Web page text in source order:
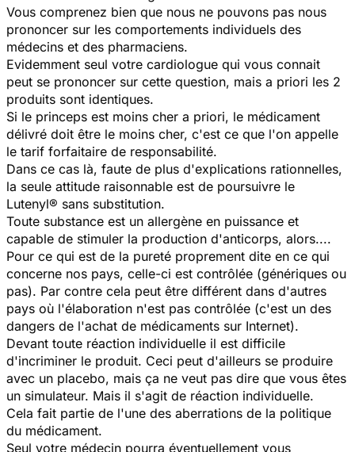
Vous comprenez bien que nous ne pouvons pas nous
prononcer sur les comportements individuels des
médecins et des pharmaciens.
Evidemment seul votre cardiologue qui vous connait
peut se prononcer sur cette question, mais a priori les 2
produits sont identiques.
Si le princeps est moins cher a priori, le médicament
délivré doit être le moins cher, c'est ce que l'on appelle
le tarif forfaitaire de responsabilité.
Dans ce cas là, faute de plus d'explications rationnelles,
la seule attitude raisonnable est de poursuivre le
Lutenyl® sans substitution.
Toute substance est un allergène en puissance et
capable de stimuler la production d'anticorps, alors....
Pour ce qui est de la pureté proprement dite en ce qui
concerne nos pays, celle-ci est contrôlée (génériques ou
pas). Par contre cela peut être différent dans d'autres
pays où l'élaboration n'est pas contrôlée (c'est un des
dangers de l'achat de médicaments sur Internet).
Devant toute réaction individuelle il est difficile
d'incriminer le produit. Ceci peut d'ailleurs se produire
avec un placebo, mais ça ne veut pas dire que vous êtes
un simulateur. Mais il s'agit de réaction individuelle.
Cela fait partie de l'une des aberrations de la politique
du médicament.
Seul votre médecin pourra éventuellement vous